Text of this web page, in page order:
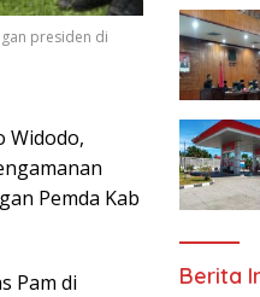
presiden di
Widodo,
Pemda Kab
Pam di
Berita